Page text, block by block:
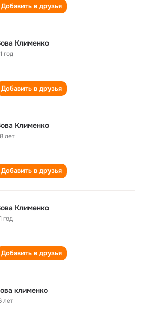
Добавить в друзья
Клименко
год
Добавить в друзья
Клименко
лет
Добавить в друзья
Клименко
год
Добавить в друзья
клименко
лет